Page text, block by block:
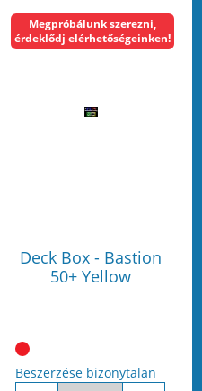
Deck Box - Bastion
50+ Yellow
Megpróbálunk szerezni,
érdeklődj elérhetőségeinken!
Beszerzése bizonytalan